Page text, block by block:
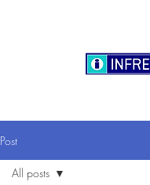
Post
All posts